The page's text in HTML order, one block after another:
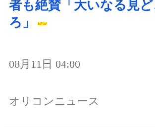
者も絶賛「大いなる見ど
ろ」
08月11日 04:00
オリコンニュース